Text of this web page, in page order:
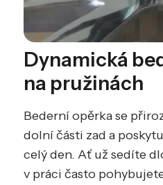
Dynamická
na pružinách
Bederní opěrka se
dolní části zad a
celý den. Ať už sedíte
v práci často